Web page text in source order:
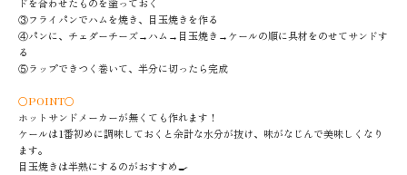
③フライパンでハムを焼き、目玉焼きを作る
④パンに、チェダーチーズ→ハム→目玉焼き→ケールの順に具材をのせてサンドす
る
⑤ラップできつく巻いて、半分に切ったら完成
〇POINT〇
ホットサンドメーカーが無くても作れます！
ケールは1番初めに調味しておくと余計な水分が抜け、味がなじんで美味しくなり
ます。
目玉焼きは半熟にするのがおすすめ🍳